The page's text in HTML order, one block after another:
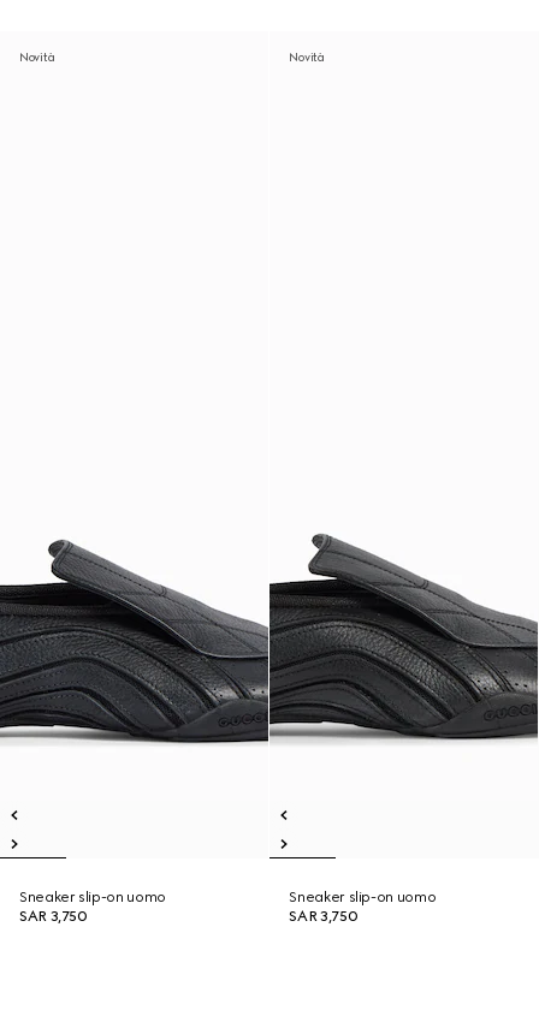
Novità
Sneaker slip-on uomo
SAR 3,750
Novità
Sneaker slip-on uomo
SAR 3,750